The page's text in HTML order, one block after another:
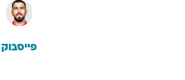
פייסבוק